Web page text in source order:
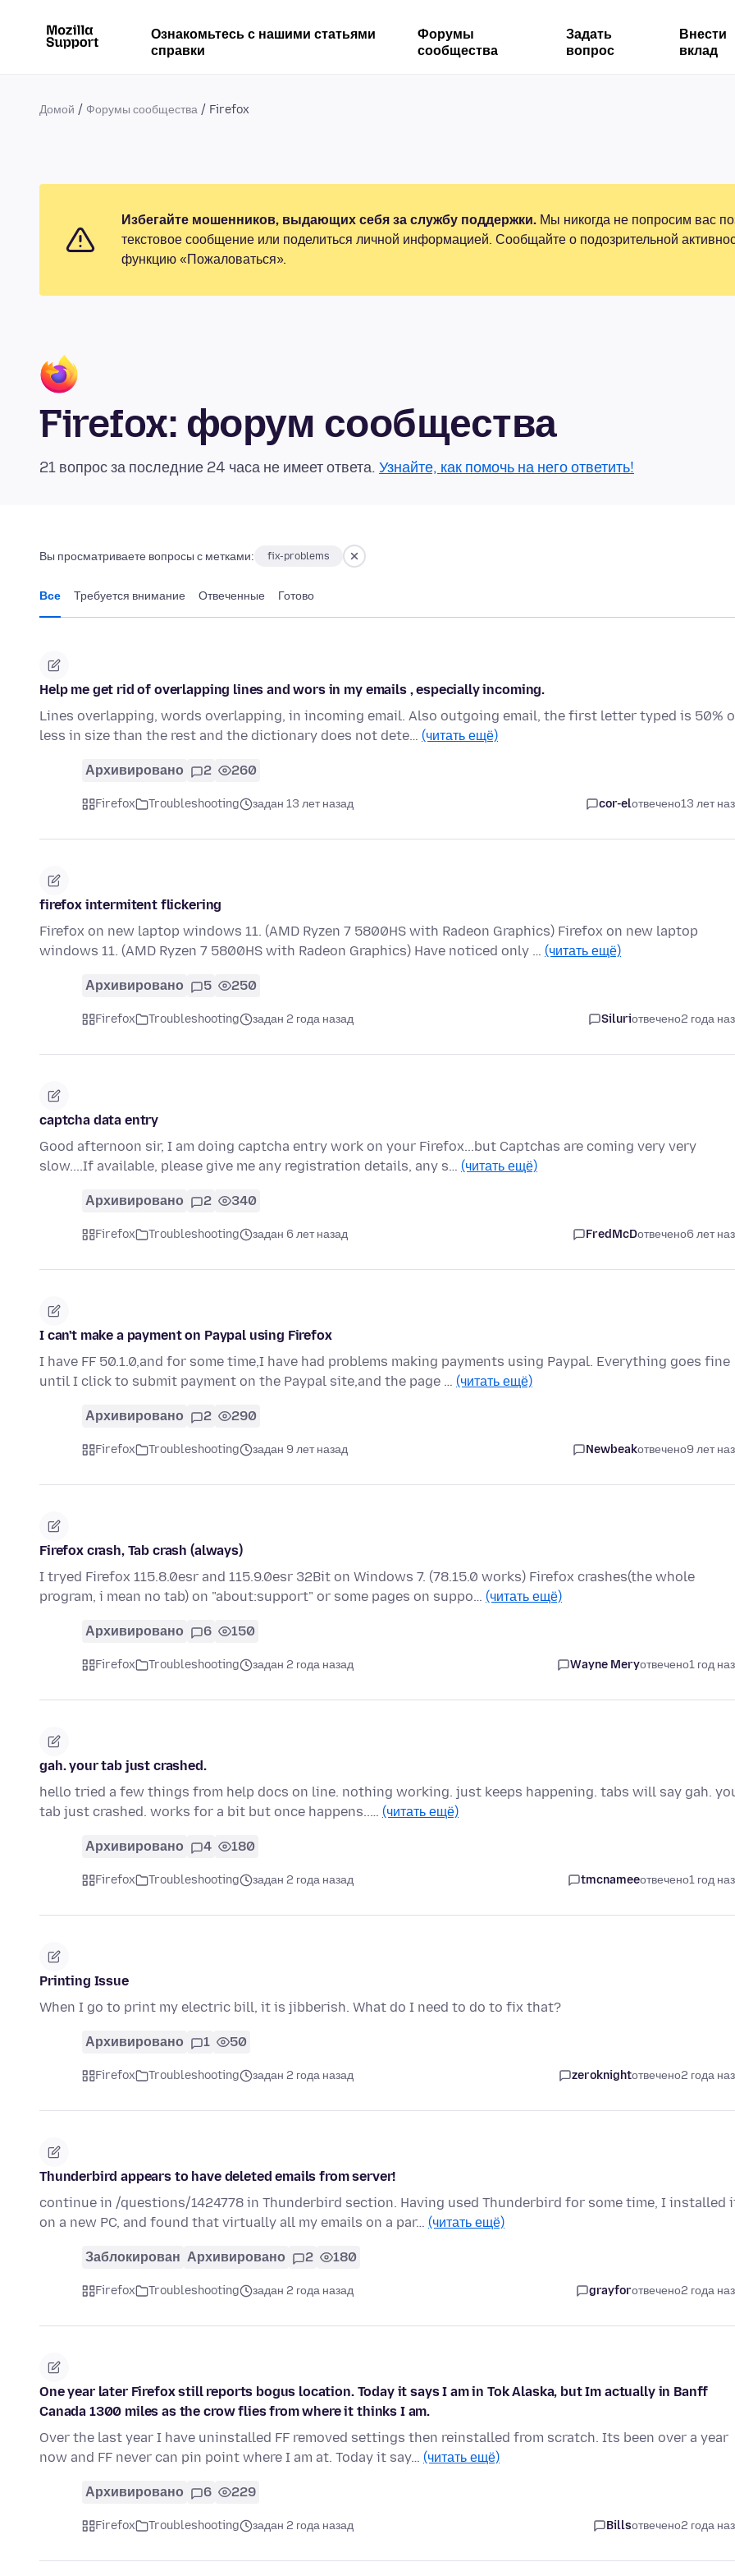
Ознакомьтесь с нашими статьями
справки
Форумы
сообщества
Задать
вопрос
Внести
вклад
Домой Форумы сообщества Firefox
Избегайте мошенников, выдающих себя за службу поддержки. Мы никогда не попросим вас
текстовое сообщение или поделиться личной информацией. Сообщайте о подозрительной
функцию «Пожаловаться».
Firefox: форум сообщества
21 вопрос за последние 24 часа не имеет ответа. Узнайте, как помочь на него ответить!
Вы просматриваете вопросы с метками: fix-problems
Все Требуется внимание Отвеченные Готово
Help me get rid of overlapping lines and wors in my emails , especially incoming.
Lines overlapping, words overlapping, in incoming email. Also outgoing email, the first letter typed is 50%
less in size than the rest and the dictionary does not dete… (читать ещё)
Архивировано 2 260
Firefox Troubleshooting задан 13 лет назад cor-elотвечено13 лет
firefox intermitent flickering
Firefox on new laptop windows 11. (AMD Ryzen 7 5800HS with Radeon Graphics) Firefox on new laptop
windows 11. (AMD Ryzen 7 5800HS with Radeon Graphics) Have noticed only … (читать ещё)
Архивировано 5 250
Firefox Troubleshooting задан 2 года назад Siluriотвечено2 года
captcha data entry
Good afternoon sir, I am doing captcha entry work on your Firefox...but Captchas are coming very very
slow....If available, please give me any registration details, any s… (читать ещё)
Архивировано 2 340
Firefox Troubleshooting задан 6 лет назад FredMcDотвечено6 лет
I can't make a payment on Paypal using Firefox
I have FF 50.1.0,and for some time,I have had problems making payments using Paypal. Everything goes fine
until I click to submit payment on the Paypal site,and the page … (читать ещё)
Архивировано 2 290
Firefox Troubleshooting задан 9 лет назад Newbeakотвечено9 лет
Firefox crash, Tab crash (always)
I tryed Firefox 115.8.0esr and 115.9.0esr 32Bit on Windows 7. (78.15.0 works) Firefox crashes(the whole
program, i mean no tab) on "about:support" or some pages on suppo… (читать ещё)
Архивировано 6 150
Firefox Troubleshooting задан 2 года назад Wayne Meryотвечено1 год
gah. your tab just crashed.
hello tried a few things from help docs on line. nothing working. just keeps happening. tabs will say gah.
tab just crashed. works for a bit but once happens..… (читать ещё)
Архивировано 4 180
Firefox Troubleshooting задан 2 года назад tmcnameeотвечено1 год
Printing Issue
When I go to print my electric bill, it is jibberish. What do I need to do to fix that?
Архивировано 1 50
Firefox Troubleshooting задан 2 года назад zeroknightотвечено2 года
Thunderbird appears to have deleted emails from server!
continue in /questions/1424778 in Thunderbird section. Having used Thunderbird for some time, I installed
on a new PC, and found that virtually all my emails on a par… (читать ещё)
Заблокирован Архивировано 2 180
Firefox Troubleshooting задан 2 года назад grayforотвечено2 года
One year later Firefox still reports bogus location. Today it says I am in Tok Alaska, but Im actually in Banff
Canada 1300 miles as the crow flies from where it thinks I am.
Over the last year I have uninstalled FF removed settings then reinstalled from scratch. Its been over a year
now and FF never can pin point where I am at. Today it say… (читать ещё)
Архивировано 6 229
Firefox Troubleshooting задан 2 года назад Billsотвечено2 года